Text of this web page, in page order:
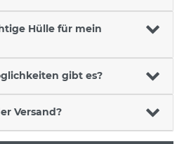
Hülle für mein
gibt es?
Versand?